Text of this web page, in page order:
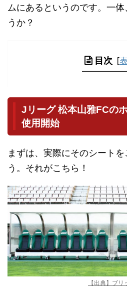
ムにあるというのです。一
うか？
目次 [
Jリーグ 松本山雅FCの
使用開始
まずは、実際にそのシート
う。それがこちら！
【出典】ブリ